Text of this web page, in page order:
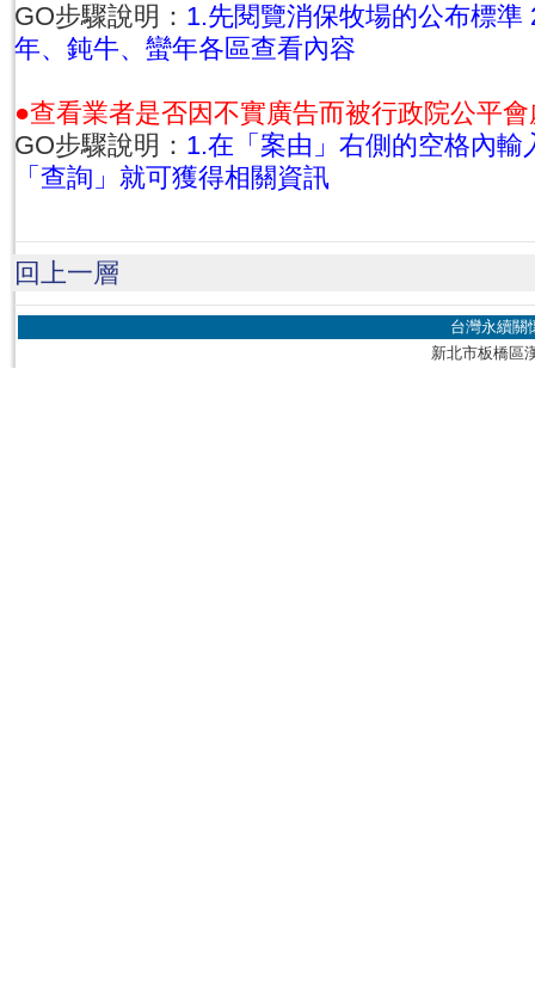
GO步驟說明： 1.先閱覽消保牧場的公布標準
年、鈍牛、蠻年各區查看內容
●查看業者是否因不實廣告而被行政院公平
GO步驟說明： 1.在「案由」右側的空格內輸
「查詢」就可獲得相關資訊
回上一層
台灣永續關
新北市板橋區